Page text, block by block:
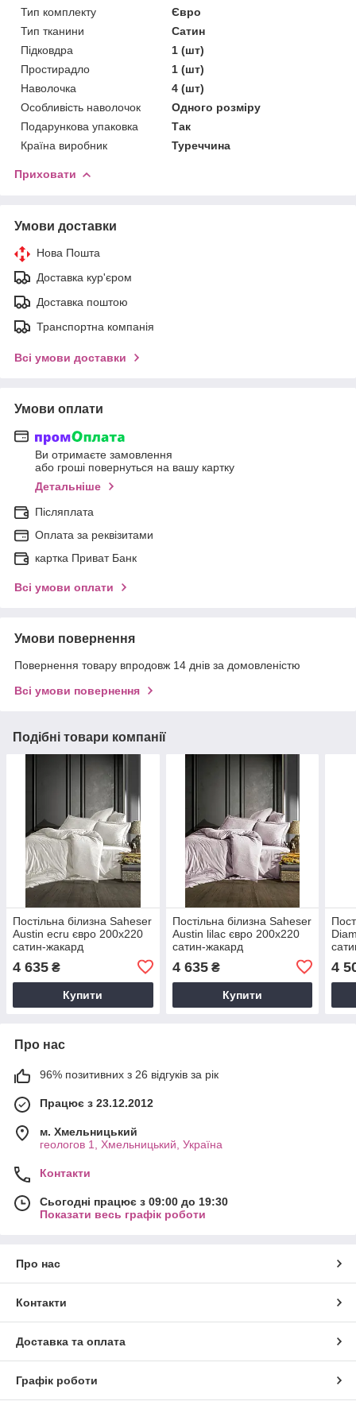
Тип комплекту
Євро
Тип тканини
Сатин
Підковдра
1 (шт)
Простирадло
1 (шт)
Наволочка
4 (шт)
Особливість наволочок
Одного розміру
Подарункова упаковка
Так
Країна виробник
Туреччина
Приховати
Умови доставки
Нова Пошта
Доставка кур'єром
Доставка поштою
Транспортна компанія
Всі умови доставки
Умови оплати
Ви отримаєте замовлення
або гроші повернуться на вашу картку
Детальніше
Післяплата
Оплата за реквізитами
картка Приват Банк
Всі умови оплати
Умови повернення
Повернення товару впродовж 14 днів за домовленістю
Всі умови повернення
Подібні товари компанії
Постільна білизна Saheser
Austin ecru євро 200х220
сатин-жакард
4 635 ₴
Купити
Постільна білизна Saheser
Austin lilac євро 200х220
сатин-жакард
4 635₴
Купити
4
Про нас
96% позитивних з 26 відгуків за рік
Працює з 23.12.2012
м. Хмельницький
геологов 1, Хмельницький, Україна
Контакти
Сьогодні працює з 09:00 до 19:30
Показати весь графік роботи
Про нас
Контакти
Доставка та оплата
Графік роботи